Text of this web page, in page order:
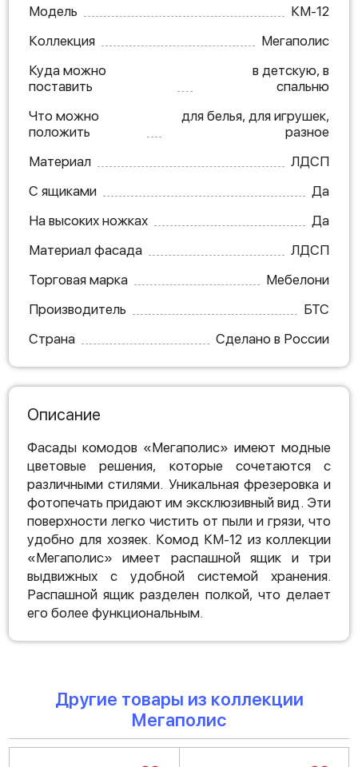
Модель
КМ-12
Коллекция
Мегаполис
Куда можно
поставить
в детскую, в
спальню
Что можно
положить
для белья, для игрушек,
разное
Материал
ЛДСП
С ящиками
Да
На высоких ножках
Да
Материал фасада
ЛДСП
Торговая марка
Мебелони
Производитель
БТС
Страна
Сделано в России
Описание
Фасады комодов «Мегаполис» имеют модные
цветовые решения, которые сочетаются с
различными стилями. Уникальная фрезеровка и
фотопечать придают им эксклюзивный вид. Эти
поверхности легко чистить от пыли и грязи, что
удобно для хозяек. Комод КМ-12 из коллекции
«Мегаполис» имеет распашной ящик и три
выдвижных с удобной системой хранения.
Распашной ящик разделен полкой, что делает
его более функциональным.
Другие товары из коллекции
Мегаполис